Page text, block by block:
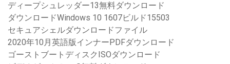
ディープシュレッダー13無料ダウンロード
ダウンロードWindows 10 1607ビルド15503
セキュアシェルダウンロードファイル
2020年10月英語版インナーPDFダウンロード
ゴーストブートディスクISOダウンロード